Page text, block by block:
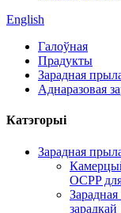
English
Галоўная
Прадукты
Зарадная
Аднаразовая
Катэгорыі
Зарадная
OCPP
зарадкай